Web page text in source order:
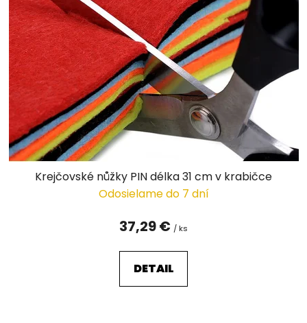
Krejčovské nůžky PIN délka 31 cm v krabičce
Odosielame do 7 dní
37,29 € / ks
DETAIL